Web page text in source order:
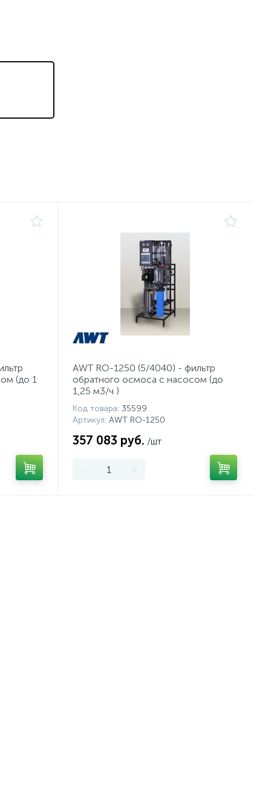
(до 1
AWT RO-1250 (5/4040) - фильтр
обратного осмоса с насосом (до
1,25 м3/ч )
Код товара: 35599
Артикул: AWT RO-1250
357 083 руб. /шт
- +